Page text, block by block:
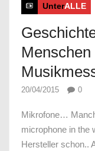
UnterALLE
20/04/2015 0
Mikrofone…
microphone in the
Hersteller schon..